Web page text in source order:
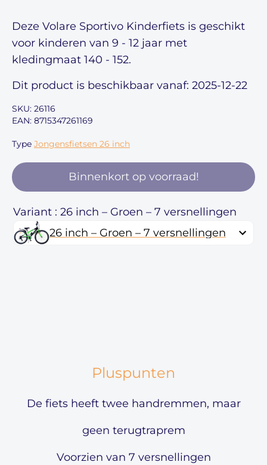
Deze Volare Sportivo Kinderfiets is geschikt
voor kinderen van 9 - 12 jaar met
kledingmaat 140 - 152.
Dit product is beschikbaar vanaf: 2025-12-22
SKU: 26116
EAN: 8715347261169
Type Jongensfietsen 26 inch
Binnenkort op voorraad!
Variant : 26 inch – Groen – 7 versnellingen
26 inch – Groen – 7 versnellingen
Pluspunten
De fiets heeft twee handremmen, maar
geen terugtraprem
Voorzien van 7 versnellingen